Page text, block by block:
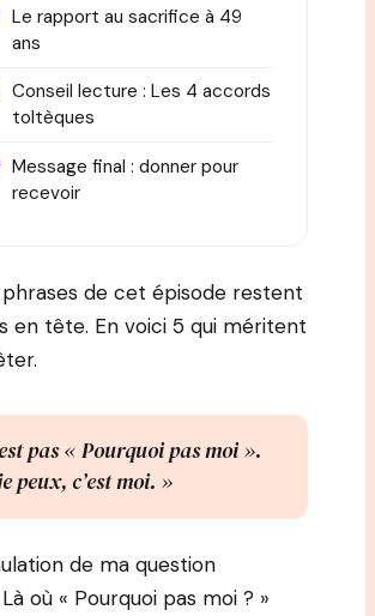
Le rapport au sacrifice à 49
ans
Conseil lecture : Les 4 accords
toltèques
Message final : donner pour
recevoir
de cet épisode restent
en tête. En voici 5 qui méritent
pas « Pourquoi pas moi ».
peux, c’est moi. »
de ma question
où « Pourquoi pas moi ? »